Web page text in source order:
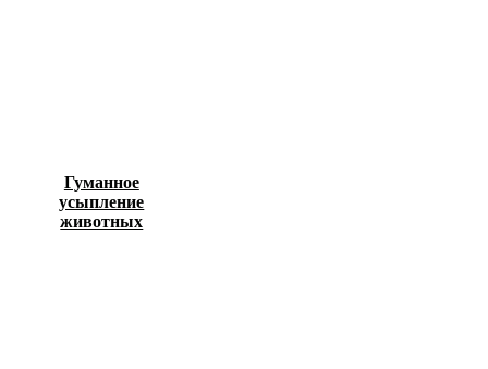
Гуманное
усыпление
животных